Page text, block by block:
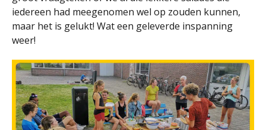
iedereen had meegenomen wel op zouden kunnen,
maar het is gelukt! Wat een geleverde inspanning
weer!